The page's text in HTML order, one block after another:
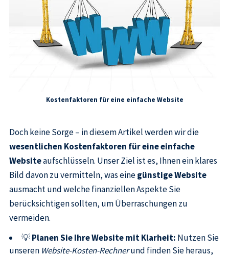
Kostenfaktoren für eine einfache Website
Doch keine Sorge – in diesem Artikel werden wir die
wesentlichen Kostenfaktoren für eine einfache
Websiteaufschlüsseln. Unser Ziel ist es, Ihnen ein klares
Bild davon zu vermitteln, was einegünstige Website
ausmacht und welche finanziellen Aspekte Sie
berücksichtigen sollten, um Überraschungen zu
vermeiden.
💡Planen Sie Ihre Website mit Klarheit: Nutzen Sie
unseren Website-Kosten-Rechnerund finden Sie heraus,